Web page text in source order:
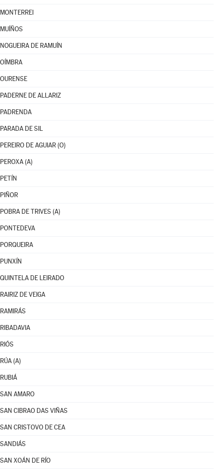
MONTERREI
MUÍÑOS
NOGUEIRA DE RAMUÍN
OÍMBRA
OURENSE
PADERNE DE ALLARIZ
PADRENDA
PARADA DE SIL
PEREIRO DE AGUIAR (O)
PEROXA (A)
PETÍN
PIÑOR
POBRA DE TRIVES (A)
PONTEDEVA
PORQUEIRA
PUNXÍN
QUINTELA DE LEIRADO
RAIRIZ DE VEIGA
RAMIRÁS
RIBADAVIA
RIÓS
RÚA (A)
RUBIÁ
SAN AMARO
SAN CIBRAO DAS VIÑAS
SAN CRISTOVO DE CEA
SANDIÁS
SAN XOÁN DE RÍO